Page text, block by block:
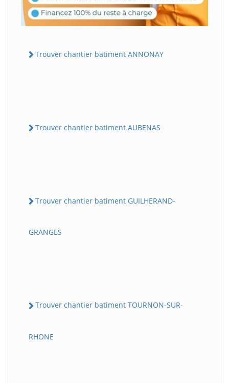
Trouver chantier batiment ANNONAY
Trouver chantier batiment AUBENAS
Trouver chantier batiment GUILHERAND-
GRANGES
Trouver chantier batiment TOURNON-SUR-
RHONE